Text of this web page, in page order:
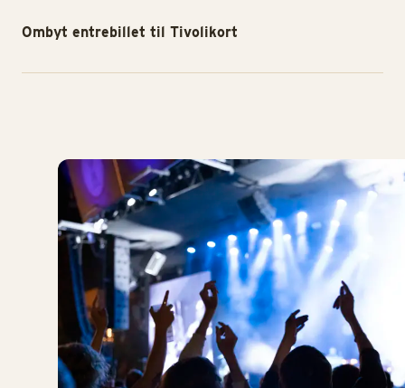
Ombyt entrebillet til Tivolikort